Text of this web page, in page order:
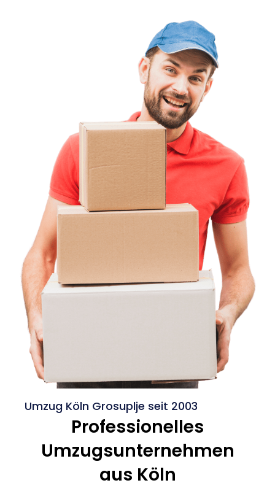
Umzug Köln Grosuplje seit 2003
Professionelles
Umzugsunternehmen
aus Köln